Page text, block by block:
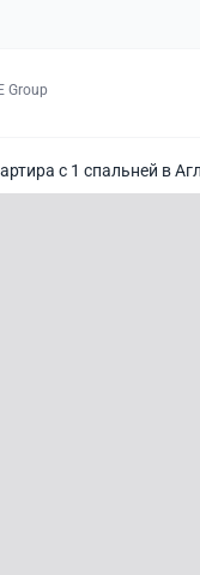
Group
с 1 спальней в